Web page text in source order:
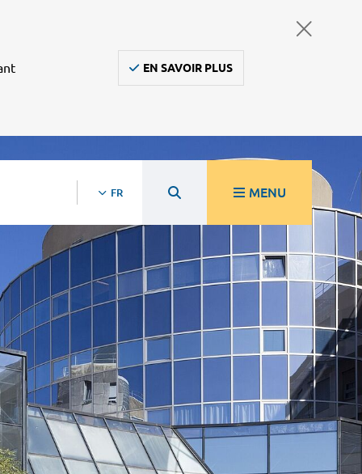
EN SAVOIR PLUS
FR MENU